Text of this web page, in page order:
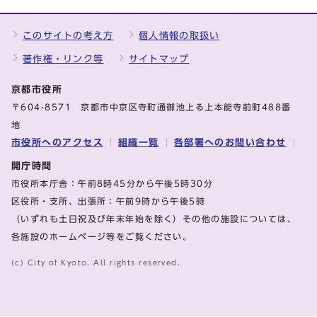
このサイトの考え方 個人情報の取扱い
著作権・リンク等 サイトマップ
京都市役所
〒604-8571 京都市中京区寺町通御池上る上本能寺前町488番
地
市役所へのアクセス 組織一覧 各部署へのお問い合わせ
開庁時間
市役所本庁舎：午前8時45分から午後5時30分
区役所・支所、出張所：午前9時から午後5時
（いずれも土日祝及び年末年始を除く）その他の施設については、
各施設のホームページ等をご覧ください。
(c) City of Kyoto. All rights reserved.